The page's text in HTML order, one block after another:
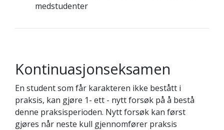
medstudenter
Kontinuasjonseksamen
En student som får karakteren ikke bestått i
praksis, kan gjøre 1- ett - nytt forsøk på å bestå
denne praksisperioden. Nytt forsøk kan først
gjøres når neste kull gjennomfører praksis